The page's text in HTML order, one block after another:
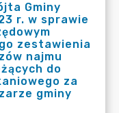
Gminy
r. w sprawie
zestawienia
najmu
do
za
gminy